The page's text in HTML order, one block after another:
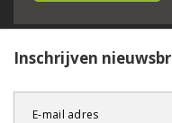
Inschrijven